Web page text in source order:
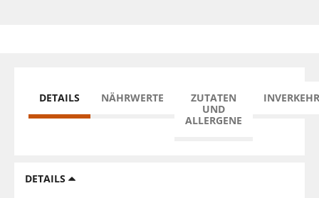
DETAILS NÄHRWERTE
ZUTATEN
UND
ALLERGENE
DETAILS